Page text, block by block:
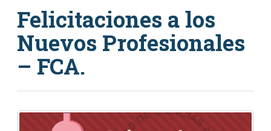
Felicitaciones a los
Nuevos Profesionales
– FCA.